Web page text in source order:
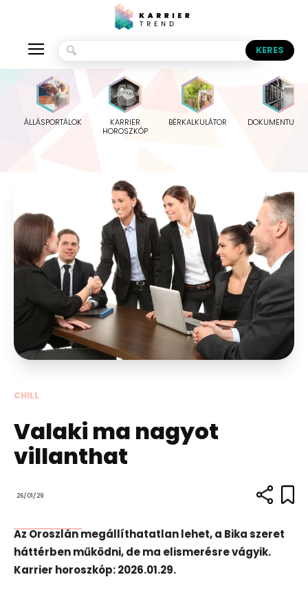
ÁLLÁSPORTÁLOK
KARRIER
HOROSZKÓP
BÉRKALKULÁTOR
CHILL
Valaki ma nagyot
villanthat
26/01/29
Az Oroszlán megállíthatatlan lehet, a Bika szeret
háttérben működni, de ma elismerésre vágyik.
Karrier horoszkóp: 2026.01.29.